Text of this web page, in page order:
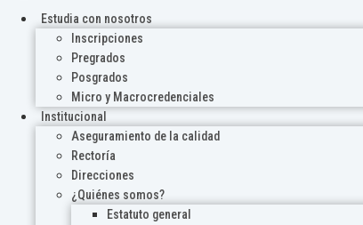
Estudia con nosotros
Inscripciones
Pregrados
Posgrados
Micro y Macrocredenciales
Institucional
Aseguramiento de la calidad
Rectoría
Direcciones
¿Quiénes somos?
Estatuto general